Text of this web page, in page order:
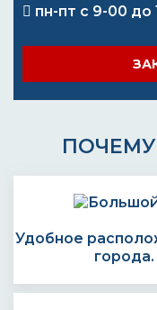
пн-пт с 9-00 до
Удобное